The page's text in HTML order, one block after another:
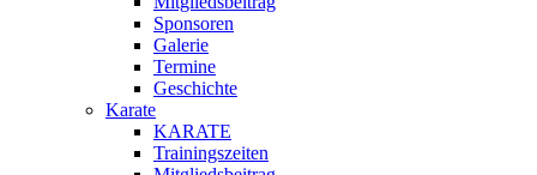
Sponsoren
Galerie
Termine
Geschichte
Karate
KARATE
Trainingszeiten